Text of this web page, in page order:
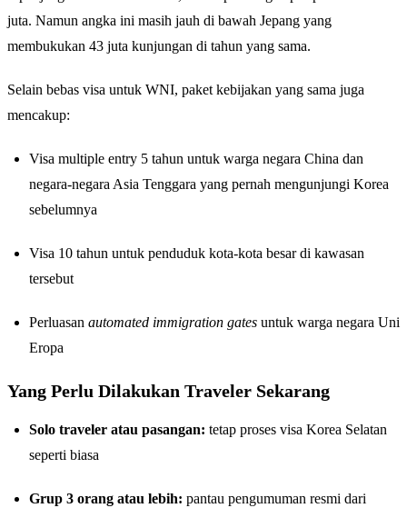
juta. Namun angka ini masih jauh di bawah Jepang yang
membukukan 43 juta kunjungan di tahun yang sama.
Selain bebas visa untuk WNI, paket kebijakan yang sama juga
mencakup:
Visa multiple entry 5 tahun untuk warga negara China dan
negara-negara Asia Tenggara yang pernah mengunjungi Korea
sebelumnya
Visa 10 tahun untuk penduduk kota-kota besar di kawasan
tersebut
Perluasan automated immigration gates untuk warga negara Uni
Eropa
Yang Perlu Dilakukan Traveler Sekarang
Solo traveler atau pasangan: tetap proses visa Korea Selatan
seperti biasa
Grup 3 orang atau lebih: pantau pengumuman resmi dari